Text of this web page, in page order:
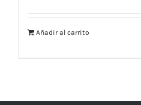
Añadir al carrito